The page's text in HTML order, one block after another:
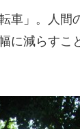
」。人間
に減らすこ